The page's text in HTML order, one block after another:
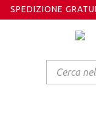
SPEDIZIONE
search